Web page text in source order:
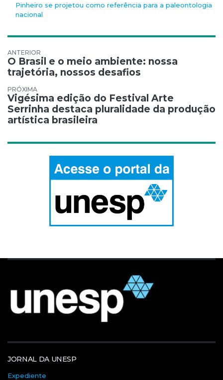
Pinheiro se projetou como referência para a paleontologia
nacional
Navegação de Post
O Brasil e o meio ambiente: nossa
trajetória, nossos desafios
Vigésima edição do Festival Arte
Serrinha destaca pluralidade da produção
artística brasileira
JORNAL DA UNESP
Expediente